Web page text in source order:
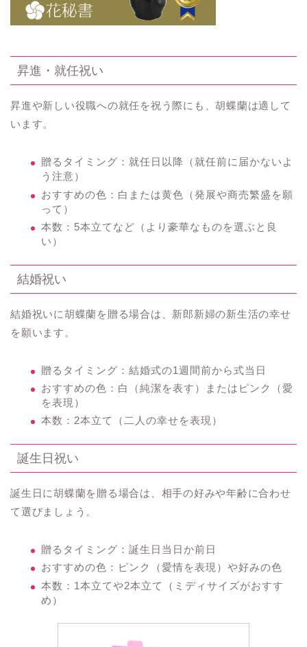
昇進・就任祝い
昇進や新しい役職への就任を祝う際にも、胡蝶蘭は適して
います。
贈るタイミング：就任日以降（就任前に届かないよ
う注意）
おすすめの色：白または黄色（発展や商売繁盛を願
って）
本数：5本立てなど（より豪華なものを選ぶと良
い）
結婚祝い
結婚祝いに胡蝶蘭を贈る場合は、新郎新婦の新生活の幸せ
を願います。
贈るタイミング：結婚式の1週間前から式当日
おすすめの色：白（純潔を表す）またはピンク（愛
を表現）
本数：2本立て（二人の幸せを表現）
誕生日祝い
誕生日に胡蝶蘭を贈る場合は、相手の好みや年齢に合わせ
て選びましょう。
贈るタイミング：誕生日当日か前日
おすすめの色：ピンク（愛情を表現）や好みの色
本数：1本立てや2本立て（ミディサイズがおすす
め）